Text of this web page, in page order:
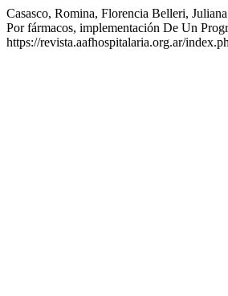
Casasco, Romina, Florencia Belleri,
Por fármacos, implementación De Un
https://revista.aafhospitalaria.org.ar/